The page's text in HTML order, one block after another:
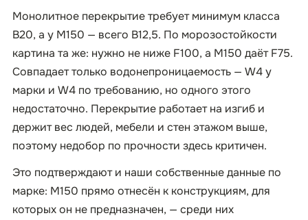
Монолитное перекрытие требует минимум класса
B20, а у М150 — всего B12,5. По морозостойкости
картина та же: нужно не ниже F100, а М150 даёт F75.
Совпадает только водонепроницаемость — W4 у
марки и W4 по требованию, но одного этого
недостаточно. Перекрытие работает на изгиб и
держит вес людей, мебели и стен этажом выше,
поэтому недобор по прочности здесь критичен.
Это подтверждают и наши собственные данные по
марке: М150 прямо отнесён к конструкциям, для
которых он не предназначен, — среди них